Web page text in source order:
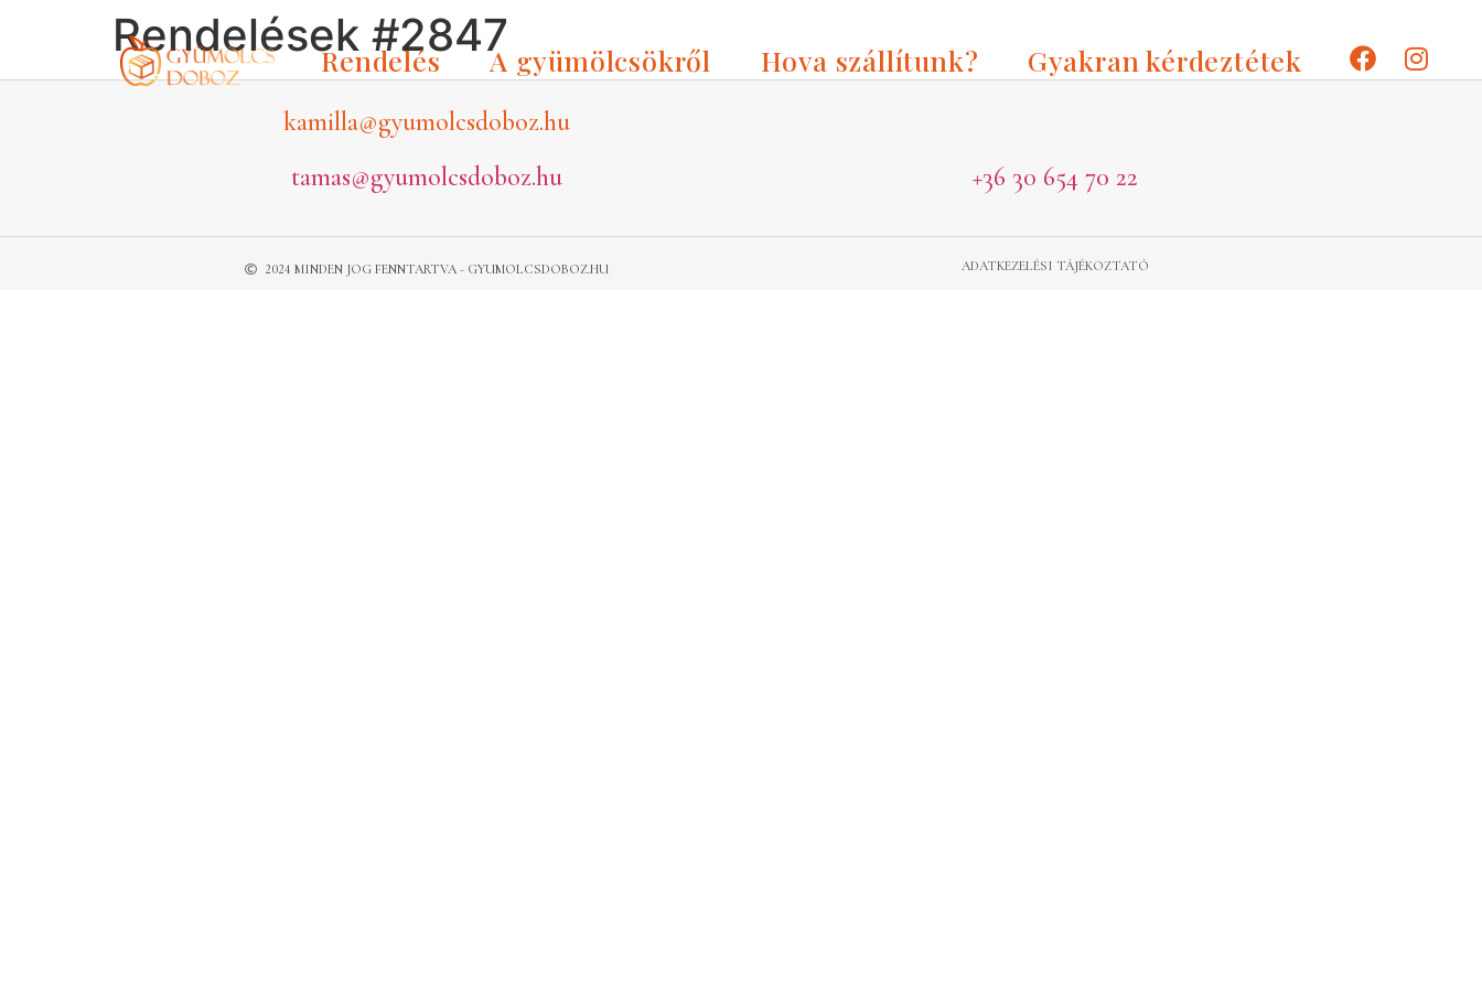
Rendelés A gyümölcsökről Hova szállítunk? Gyakran kérdeztétek
Rendelések #2847
kamilla@gyumolcsdoboz.hu
tamas@gyumolcsdoboz.hu
+36 30 654 70 22
2024 MINDEN JOG FENNTARTVA - GYUMOLCSDOBOZ.HU ADATKEZELÉSI TÁJÉKOZTATÓ